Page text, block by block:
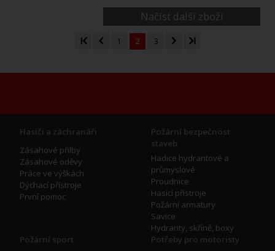
Načíst další zboží
1 2 3
Hasiči a záchranáři
Zásahové přilby
Zásahové oděvy
Práce ve výškách
Dýchací přístroje
První pomoc
Požární bezpečnost
staveb
Hadice hydrantové a
průmyslové
Proudnice
Hasící přístroje
Požární armatury
Savice
Hydranty, skříně, boxy
Požární sport
Potřeby pro motoristy